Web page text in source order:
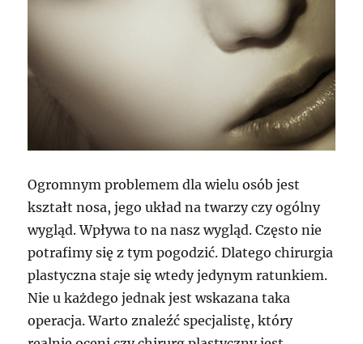
Ogromnym problemem dla wielu osób jest
kształt nosa, jego układ na twarzy czy ogólny
wygląd. Wpływa to na nasz wygląd. Często nie
potrafimy się z tym pogodzić. Dlatego chirurgia
plastyczna staje się wtedy jedynym ratunkiem.
Nie u każdego jednak jest wskazana taka
operacja. Warto znaleźć specjalistę, który